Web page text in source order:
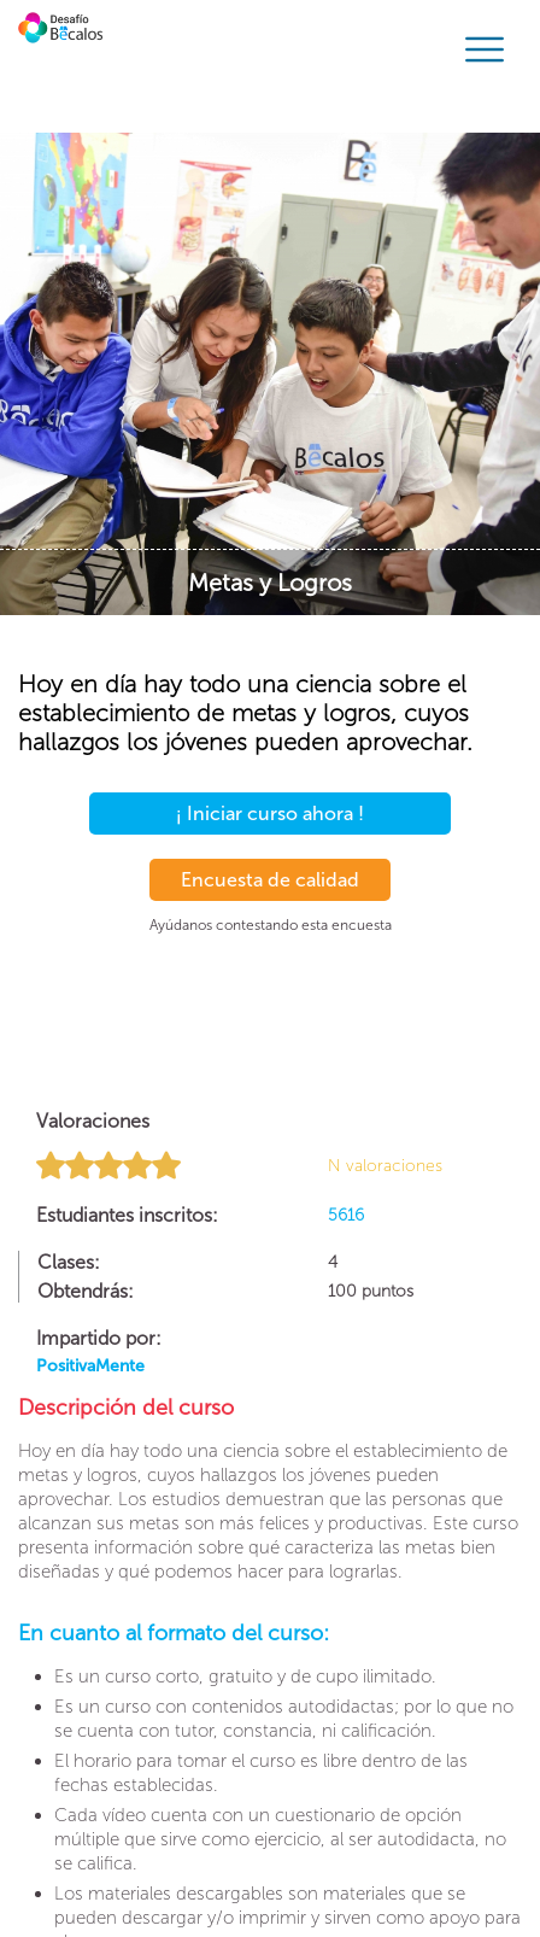
Metas y Logros
Hoy en día hay todo una ciencia sobre el
establecimiento de metas y logros, cuyos
hallazgos los jóvenes pueden aprovechar.
¡ Iniciar curso ahora !
Encuesta de calidad
Ayúdanos contestando esta encuesta
Valoraciones
N valoraciones
Estudiantes inscritos: 5616
Clases: 4
Obtendrás: 100 puntos
Impartido por:
PositivaMente
Descripción del curso
Hoy en día hay todo una ciencia sobre el establecimiento de
metas y logros, cuyos hallazgos los jóvenes pueden
aprovechar. Los estudios demuestran que las personas que
alcanzan sus metas son más felices y productivas. Este curso
presenta información sobre qué caracteriza las metas bien
diseñadas y qué podemos hacer para lograrlas.
En cuanto al formato del curso:
Es un curso corto, gratuito y de cupo ilimitado.
Es un curso con contenidos autodidactas; por lo que no
se cuenta con tutor, constancia, ni calificación.
El horario para tomar el curso es libre dentro de las
fechas establecidas.
Cada vídeo cuenta con un cuestionario de opción
múltiple que sirve como ejercicio, al ser autodidacta, no
se califica.
Los materiales descargables son materiales que se
pueden descargar y/o imprimir y sirven como apoyo para